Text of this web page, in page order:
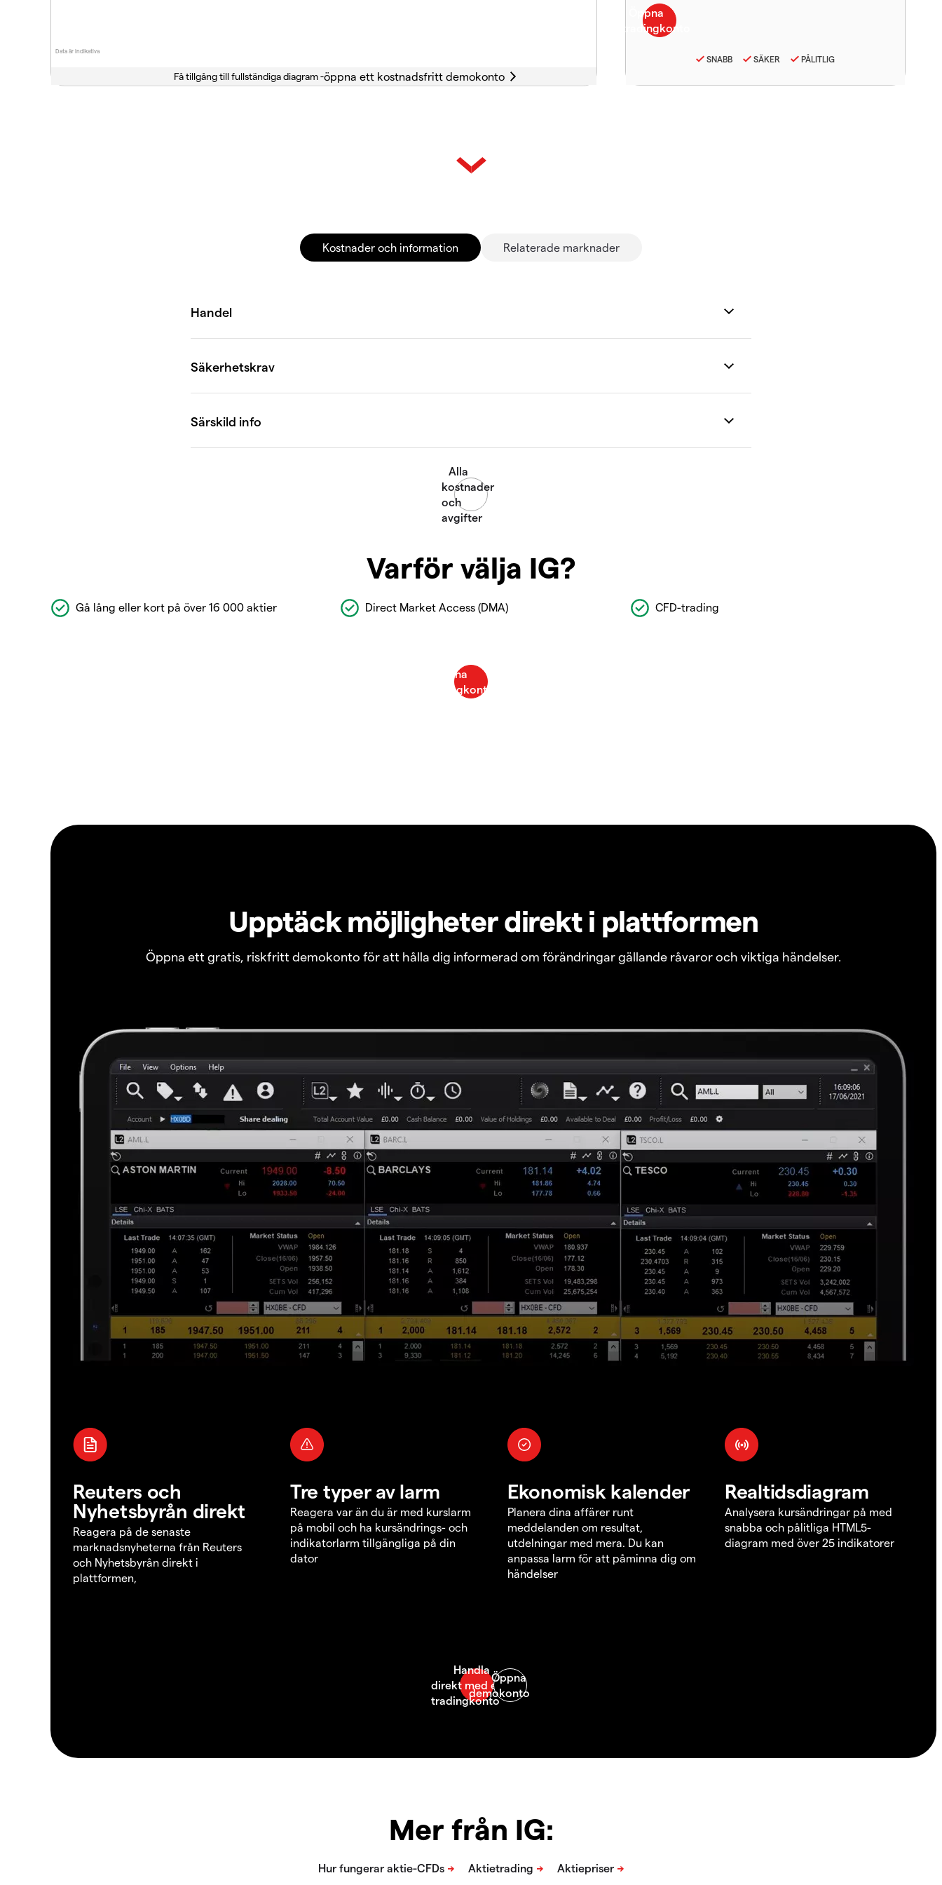
Data är indikativa
Få tillgång till fullständiga diagram -
SNABB SÄKER PÅLITLIG
Kostnader och information Relaterade marknader
Varför välja IG?
Gå lång eller kort på över 16 000 aktier Direct Market Access (DMA) CFD-trading
Upptäck möjligheter direkt i plattformen
Öppna ett gratis, riskfritt demokonto för att hålla dig informerad om förändringar gällande råvaror och viktiga händelser.
Reuters och
Nyhetsbyrån direkt
Reagera på de senaste
marknadsnyheterna från Reuters
och Nyhetsbyrån direkt i
plattformen,
Tre typer av larm
Reagera var än du är med kurslarm
på mobil och ha kursändrings- och
indikatorlarm tillgängliga på din
dator
Ekonomisk kalender
Planera dina affärer runt
meddelanden om resultat,
utdelningar med mera. Du kan
anpassa larm för att påminna dig om
händelser
Realtidsdiagram
Analysera kursändringar på med
snabba och pålitliga HTML5-
diagram med över 25 indikatorer
Mer från IG: